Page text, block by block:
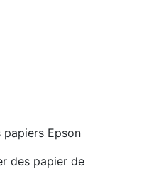
papiers Epson
des papier de